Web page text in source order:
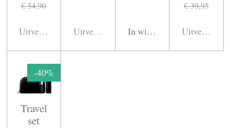
€ 54,90
Uitverkocht Uitverkocht In winkelwagen
€ 39,95
Uitverkocht
-40%
Travel
set